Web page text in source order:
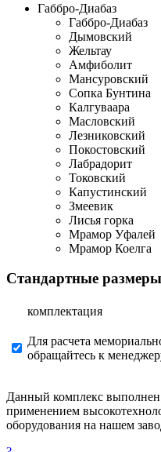
Габбро-Диабаз
Габбро-Диабаз
Дымовский
Жельтау
Амфиболит
Мансуровский
Сопка Бунтина
Калгуваара
Масловский
Лезниковский
Покостовский
Лабрадорит
Токовский
Капустинский
Змеевик
Лисья горка
Мрамор Уфалей
Мрамор Коелга
Стандартные размеры
комплектация
Для расчета
обращайтесь к
Данный комплекс
применением
оборудования на нашем